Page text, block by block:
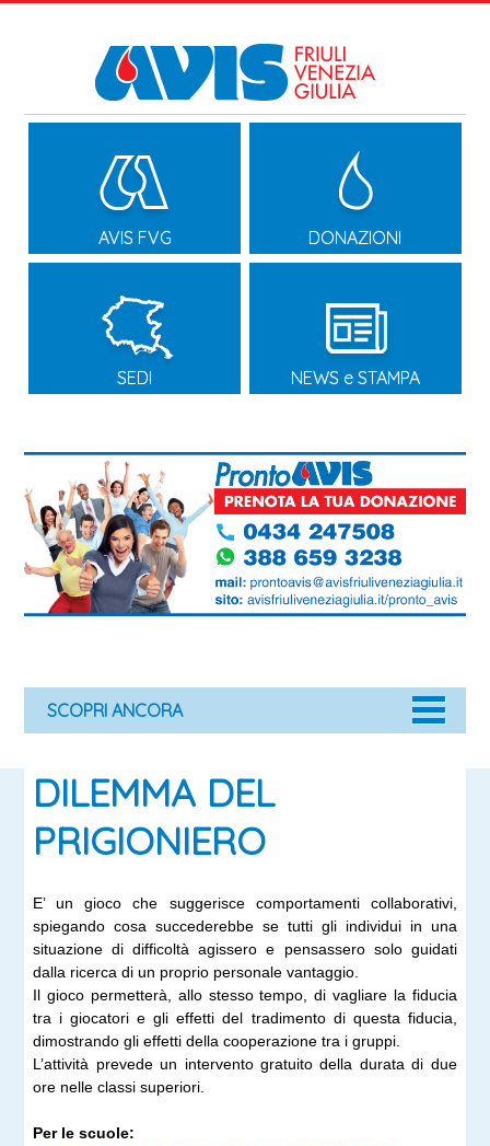
AVIS FVG DONAZIONI
SEDI NEWS e STAMPA
SCOPRI ANCORA
DILEMMA DEL
PRIGIONIERO
E’ un gioco che suggerisce comportamenti collaborativi,
spiegando cosa succederebbe se tutti gli individui in una
situazione di difficoltà agissero e pensassero solo guidati
dalla ricerca di un proprio personale vantaggio.
Il gioco permetterà, allo stesso tempo, di vagliare la fiducia
tra i giocatori e gli effetti del tradimento di questa fiducia,
dimostrando gli effetti della cooperazione tra i gruppi.
L’attività prevede un intervento gratuito della durata di due
ore nelle classi superiori.
Per le scuole: